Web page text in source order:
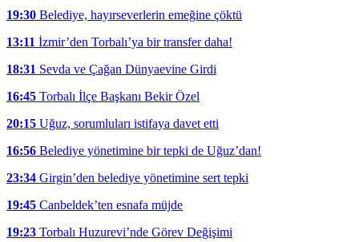
19:30 Belediye, hayırseverlerin emeğine çöktü
13:11 İzmir’den Torbalı’ya bir transfer daha!
18:31 Sevda ve Çağan Dünyaevine Girdi
16:45 Torbalı İlçe Başkanı Bekir Özel
20:15 Uğuz, sorumluları istifaya davet etti
16:56 Belediye yönetimine bir tepki de Uğuz’dan!
23:34 Girgin’den belediye yönetimine sert tepki
19:45 Canbeldek’ten esnafa müjde
19:23 Torbalı Huzurevi’nde Görev Değişimi